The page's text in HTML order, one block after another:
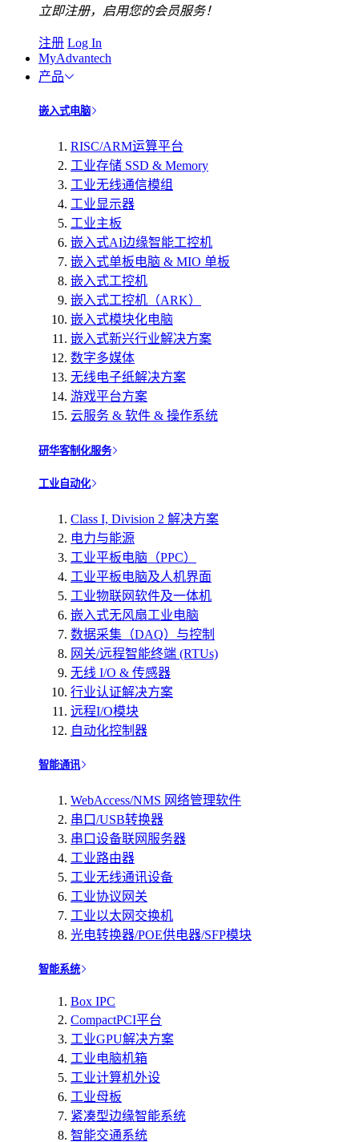
立即注册，启用您的会员服务！
注册 Log In
MyAdvantech
产品
嵌入式电脑
RISC/ARM运算平台
工业存储 SSD & Memory
工业无线通信模组
工业显示器
工业主板
嵌入式AI边缘智能工控机
嵌入式单板电脑 & MIO 单板
嵌入式工控机
嵌入式工控机（ARK）
嵌入式模块化电脑
嵌入式新兴行业解决方案
数字多媒体
无线电子纸解决方案
游戏平台方案
云服务 & 软件 & 操作系统
研华客制化服务
工业自动化
Class I, Division 2 解决方案
电力与能源
工业平板电脑（PPC）
工业平板电脑及人机界面
工业物联网软件及一体机
嵌入式无风扇工业电脑
数据采集（DAQ）与控制
网关/远程智能终端 (RTUs)
无线 I/O & 传感器
行业认证解决方案
远程I/O模块
自动化控制器
智能通讯
WebAccess/NMS 网络管理软件
串口/USB转换器
串口设备联网服务器
工业路由器
工业无线通讯设备
工业协议网关
工业以太网交换机
光电转换器/POE供电器/SFP模块
智能系统
Box IPC
CompactPCI平台
工业GPU解决方案
工业电脑机箱
工业计算机外设
工业母板
紧凑型边缘智能系统
智能交通系统